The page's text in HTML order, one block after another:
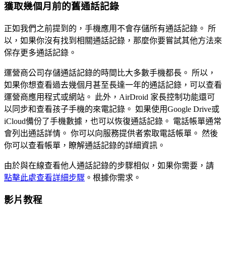
獲取幾個月前的舊通話記錄
正如我們之前提到的，手機應用不會存儲所有通話記錄。 所
以，如果你沒有找到相關通話記錄，那麼你要嘗試其他方法來
保存更多通話記錄。
運營商公司存儲通話記錄的時間比大多數手機都長。 所以，
如果你想查看過去幾個月甚至長達一年的通話記錄，可以查看
運營商應用程式或網站。 此外，AirDroid 家長控制功能還可
以同步和查看孩子手機的來電記錄。 如果使用Google Drive或
iCloud備份了手機數據，也可以恢復通話記錄。 電話帳單通常
會列出通話詳情。 你可以向服務提供者索取電話帳單。 然後
你可以查看帳單，瞭解通話記錄的詳細資訊。
由於與在線查看他人通話記錄的步驟相似，如果你需要，請
點擊此處查看詳細步驟 。根據你需求。
影片教程